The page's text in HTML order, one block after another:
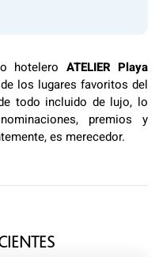
hotelero ATELIER Playa
los lugares favoritos del
todo incluido de lujo, lo
premios y
es merecedor.